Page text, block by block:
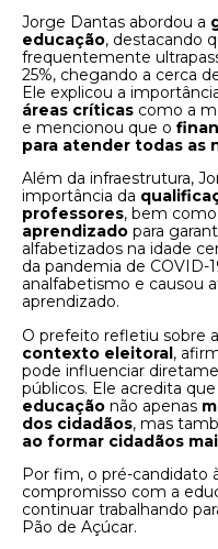
Jorge Dantas abordou a
educação, destacando
frequentemente
25%, chegando a cerca
Ele explicou a
áreas críticas como a
e mencionou que o
para atender todas as
Além da infraestrutura,
importância da
professores, bem como
aprendizado para
alfabetizados na idade
da pandemia de COVID-
analfabetismo e causou
aprendizado.
O prefeito refletiu sobre a
contexto eleitoral,
pode influenciar
públicos. Ele acredita que
educação não apenas
dos cidadãos, mas
ao formar cidadãos
Por fim, o pré-candidato
compromisso com a
continuar trabalhando
Pão de Açúcar.